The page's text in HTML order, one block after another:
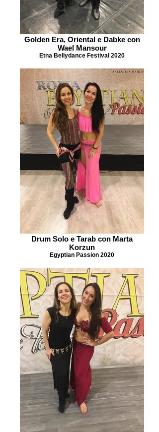
Golden Era, Oriental e Dabke con
Wael Mansour
Etna Bellydance Festival 2020
Drum Solo e Tarab con Marta
Korzun
Egyptian Passion 2020